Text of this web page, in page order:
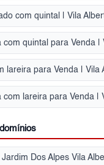
com quintal | Vila
com quintal para Venda |
lareira para Venda | Vila
com lareira para Venda |
Dos Alpes Vila